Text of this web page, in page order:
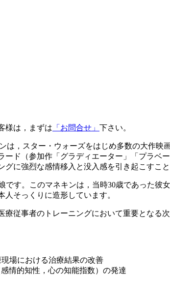
様は，まずは 「お問合せ」 下さい。
は，スター・ウォーズをはじめ多数の大作
ド（参加作「グラディエーター」「プラベ
に強烈な感情移入と没入感を引き起こすこ
です。このマネキンは，当時30歳であった
そっくりに造形しています。
従事者のトレーニングにおいて重要となる
場における治療結果の改善
情的知性，心の知能指数）の発達